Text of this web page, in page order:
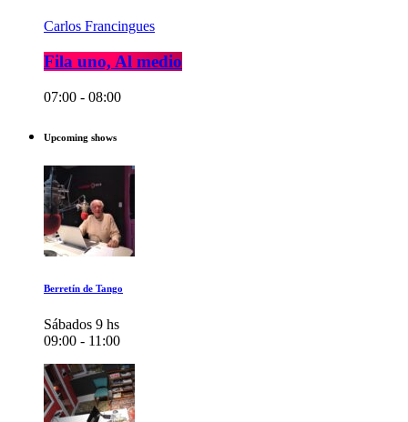
Carlos Francingues
Fila uno, Al medio
07:00 - 08:00
Upcoming shows
Berretín de Tango
Sábados 9 hs
09:00 - 11:00